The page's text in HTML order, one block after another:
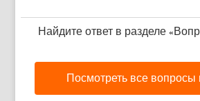
Найдите ответ в разделе
Посмотреть все вопросы